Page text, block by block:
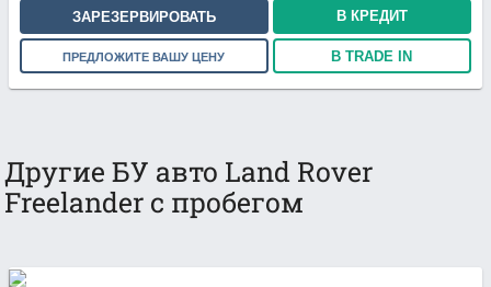
ЗАРЕЗЕРВИРОВАТЬ В КРЕДИТ
ПРЕДЛОЖИТЕ ВАШУ ЦЕНУ В TRADE IN
Другие БУ авто Land Rover
Freelander с пробегом